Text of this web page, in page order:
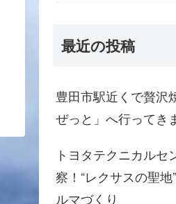
最近の投稿
豊田市駅近くで贅沢
ぜっと」へ行ってき
トヨタテクニカルセ
察！“レクサスの聖
ルマづくり